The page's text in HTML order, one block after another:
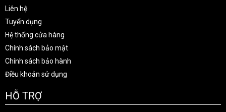
Liên hệ
Tuyển dụng
Hệ thống cửa hàng
Chính sách bảo mật
Chính sách bảo hành
Điều khoản sử dụng
HỖ TRỢ